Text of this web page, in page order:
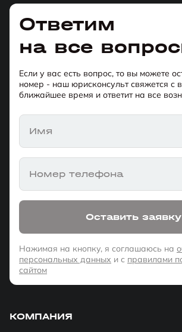
Ответим
на все
Если у вас есть вопрос, то вы можете
номер - наш юрисконсульт свяжется с
ближайшее время и ответит на все
Имя
Номер телефона
Оставить заявку
Нажимая на кнопку, я соглашаюсь на
персональных данных и с правилами
сайтом
КОМПАНИЯ